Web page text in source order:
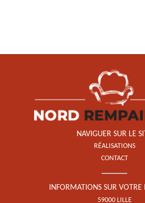
Restauration de fauteuil,
chaise et siège 59
NAVIGUER SUR LE
RÉALISATIONS
CONTACT
INFORMATIONS SUR VOTRE
59000 LILLE